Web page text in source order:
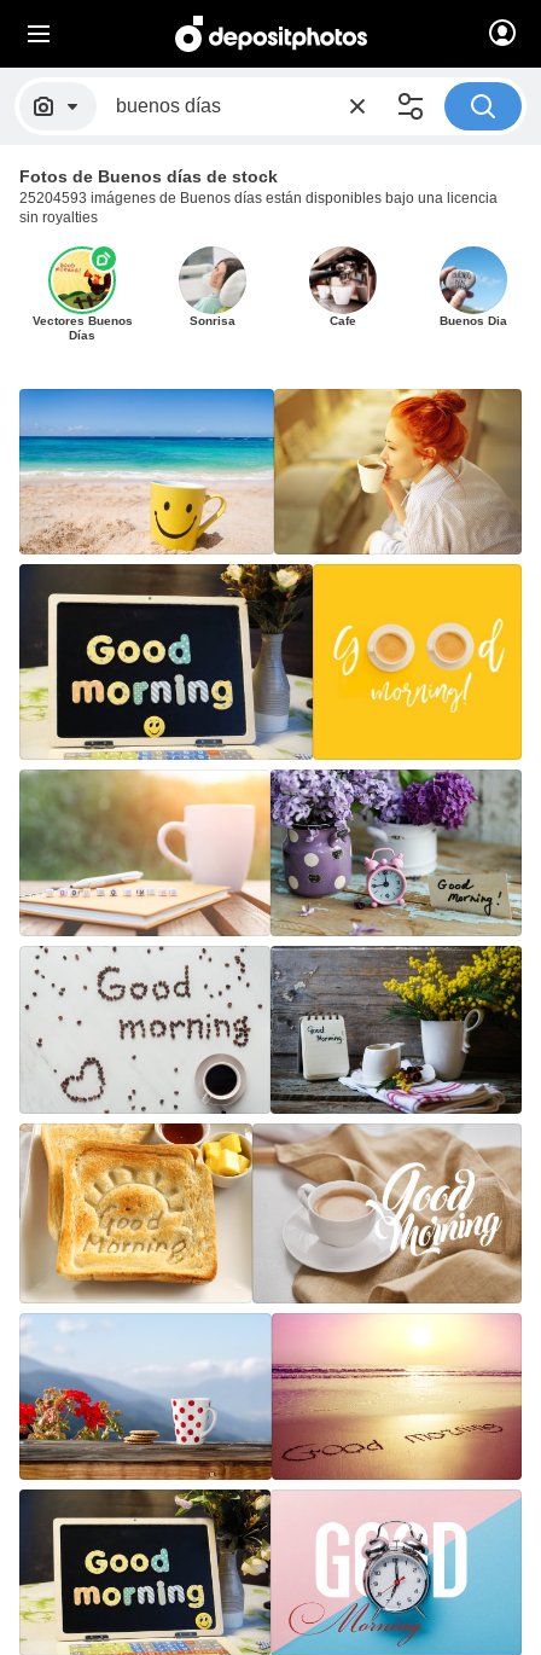
Fotos de Buenos días de stock
25204593 imágenes de Buenos días están disponibles bajo una licencia
sin royalties
Vectores Buenos
Días
Sonrisa Cafe Buenos Dia